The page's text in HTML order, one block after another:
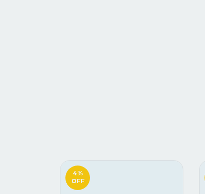
4%
OFF